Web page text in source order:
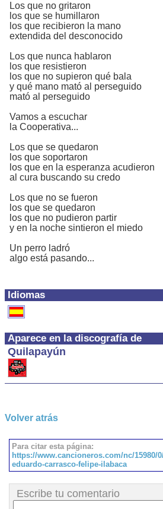
Idiomas
Aparece en la discografía de
Quilapayún
Los que no gritaron
los que se humillaron
los que recibieron la mano
extendida del desconocido
Los que nunca hablaron
los que resistieron
los que no supieron qué bala
y qué mano mató al perseguido
mató al perseguido
Vamos a escuchar
la Cooperativa...
Los que se quedaron
los que soportaron
los que en la esperanza acudieron
al cura buscando su credo
Los que no se fueron
los que se quedaron
los que no pudieron partir
y en la noche sintieron el miedo
Un perro ladró
algo está pasando...
Volver atrás
Para citar esta página:
https://www.cancioneros.com/nc/15980/
eduardo-carrasco-felipe-ilabaca
Escribe tu comentario